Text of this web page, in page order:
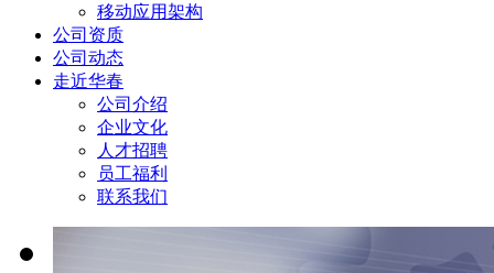
移动应用架构
公司资质
公司动态
走近华春
公司介绍
企业文化
人才招聘
员工福利
联系我们